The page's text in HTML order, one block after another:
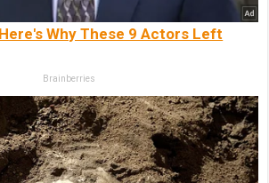
Why These 9 Actors Left
Brainberries